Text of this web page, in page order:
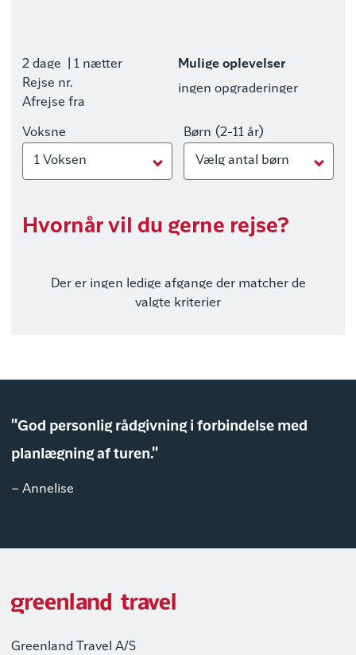
2 dage
| 1 nætter
Rejse nr.
Afrejse fra
Mulige oplevelser
ingen opgraderinger
Voksne
1 Voksen
Børn (2-11 år)
Vælg antal børn
Hvornår vil du gerne rejse?
Der er ingen ledige afgange der matcher de
valgte kriterier
"God personlig rådgivning i forbindelse med
planlægning af turen."
– Annelise
Greenland Travel A/S